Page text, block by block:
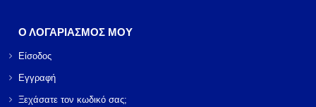
Ο ΛΟΓΑΡΙΑΣΜΟΣ ΜΟΥ
Είσοδος
Εγγραφή
Ξεχάσατε τον κωδικό σας;